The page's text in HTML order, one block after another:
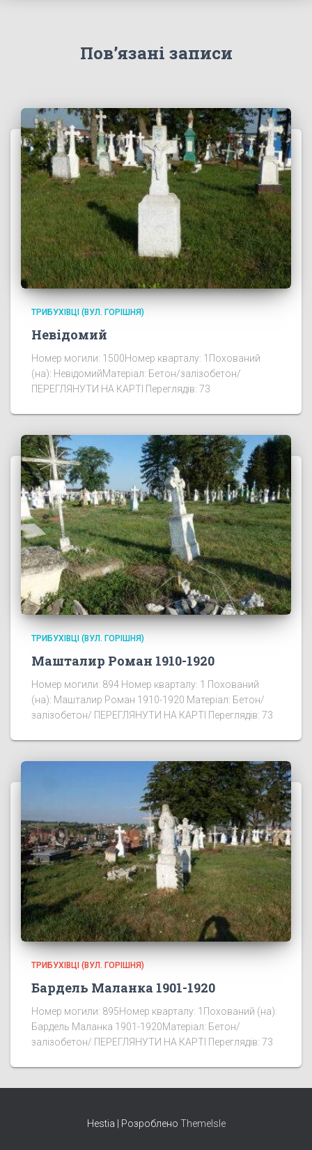
Пов’язані записи
ТРИБУХІВЦІ (ВУЛ. ГОРІШНЯ)
Невідомий
Номер могили: 1500Номер кварталу: 1Похований
(на): НевідомийМатеріал: Бетон/залізобетон/
ПЕРЕГЛЯНУТИ НА КАРТІ Переглядів: 73
ТРИБУХІВЦІ (ВУЛ. ГОРІШНЯ)
Машталир Роман 1910-1920
Номер могили: 894 Номер кварталу: 1 Похований
(на): Машталир Роман 1910-1920 Матеріал: Бетон/
залізобетон/ ПЕРЕГЛЯНУТИ НА КАРТІ Переглядів: 73
ТРИБУХІВЦІ (ВУЛ. ГОРІШНЯ)
Бардель Маланка 1901-1920
Номер могили: 895Номер кварталу: 1Похований (на):
Бардель Маланка 1901-1920Матеріал: Бетон/
залізобетон/ ПЕРЕГЛЯНУТИ НА КАРТІ Переглядів: 73
Hestia | Розроблено ThemeIsle